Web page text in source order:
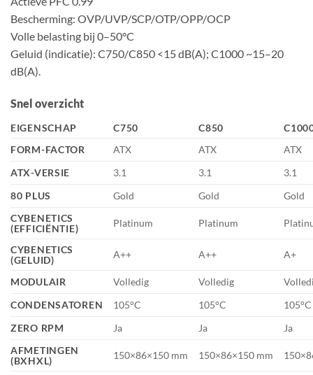
Bescherming: OVP/UVP/SCP/OTP/OPP/OCP
Volle belasting bij 0–50°C
Geluid (indicatie): C750/C850 <15 dB(A); C1000 ~15–20
dB(A).
Snel overzicht
EIGENSCHAP C750 C850
FORM-FACTOR
ATX ATX
ATX
ATX-VERSIE
3.1 3.1
3.1
80 PLUS
Gold Gold
Gold
CYBENETICS
(EFFICIËNTIE)
Platinum Platinum
CYBENETICS
(GELUID)
A++ A++ A+
MODULAIR Volledig Volledig
CONDENSATOREN
105°C 105°C
105°C
ZERO RPM
Ja Ja
Ja
AFMETINGEN
(BXHXL)
150×86×150 mm 150×86×150 mm